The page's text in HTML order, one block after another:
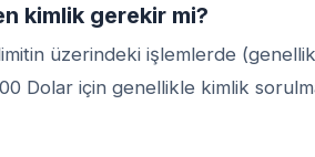
kimlik gerekir mi?
üzerindeki işlemlerde
Dolar için genellikle kimlik